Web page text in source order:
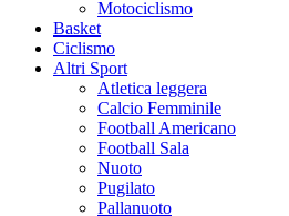
Motociclismo
Basket
Ciclismo
Altri Sport
Atletica leggera
Calcio Femminile
Football Americano
Football Sala
Nuoto
Pugilato
Pallanuoto